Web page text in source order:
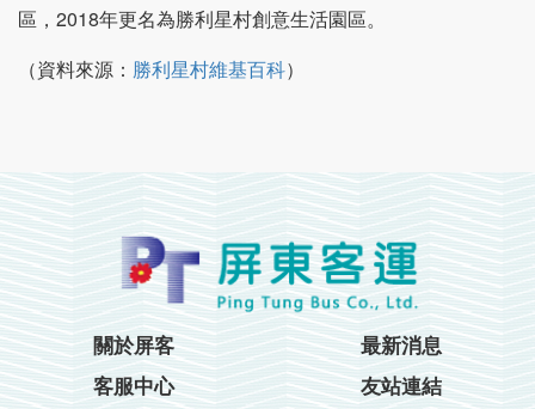
區，2018年更名為勝利星村創意生活園區。
（資料來源： 勝利星村維基百科）
關於屏客
最新消息
客服中心
友站連結